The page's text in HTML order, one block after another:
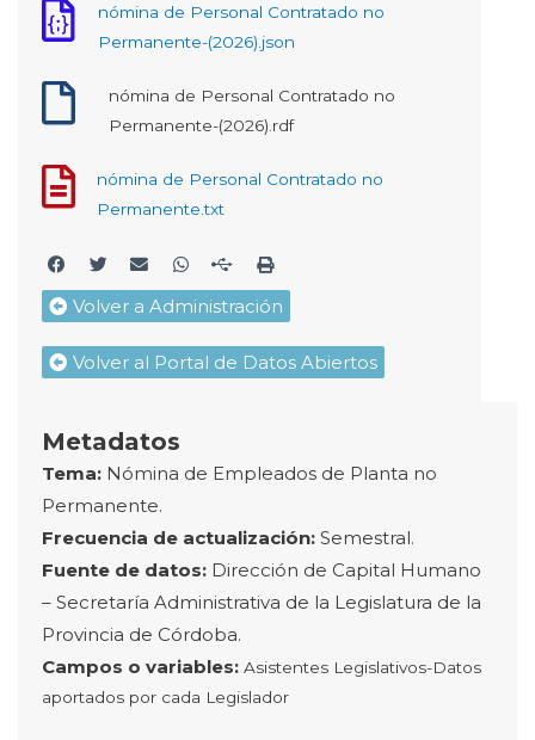
nómina de Personal Contratado no
Permanente-(2026).json
nómina de Personal Contratado no
Permanente-(2026).rdf
nómina de Personal Contratado no
Permanente.txt
Volver a Administración
Volver al Portal de Datos Abiertos
Metadatos
Tema: Nómina de Empleados de Planta no
Permanente.
Frecuencia de actualización: Semestral.
Fuente de datos: Dirección de Capital Humano
– Secretaría Administrativa de la Legislatura de la
Provincia de Córdoba.
Campos o variables: Asistentes Legislativos-Datos
aportados por cada Legislador